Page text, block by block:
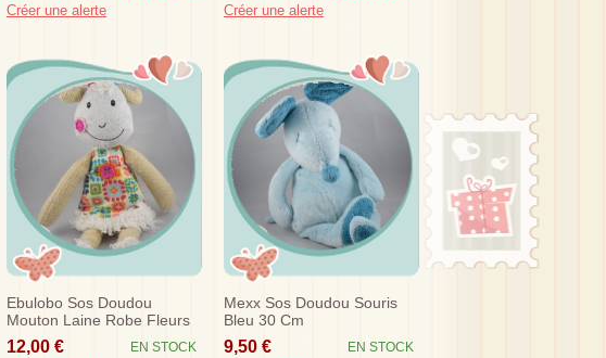
Créer une alerte Créer une alerte
Ebulobo Sos Doudou
Mouton Laine Robe Fleurs
12,00 € EN STOCK
Mexx Sos Doudou Souris
Bleu 30 Cm
9,50 € EN STOCK